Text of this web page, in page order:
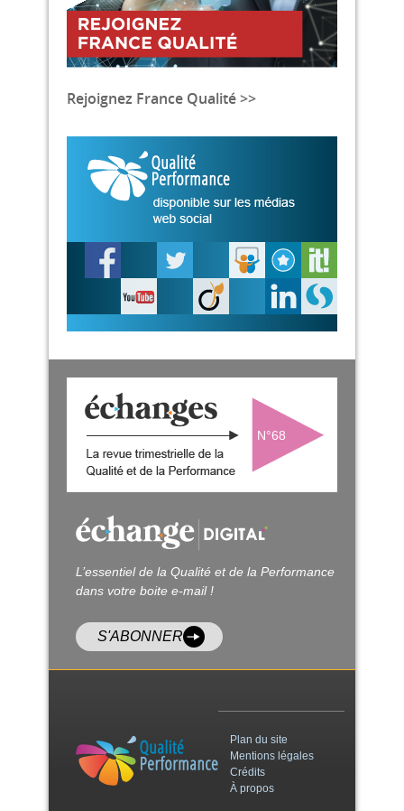
Rejoignez France Qualité >>
N°68
L’essentiel de la Qualité et de la Performance
dans votre boite e-mail !
S'ABONNER
Plan du site
Mentions légales
Crédits
À propos